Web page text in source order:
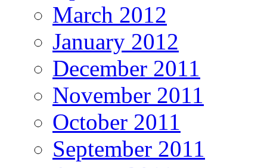
March 2012
January 2012
December 2011
November 2011
October 2011
September 2011